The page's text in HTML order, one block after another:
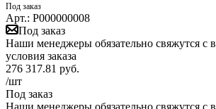
Под заказ
Арт.: P000000008
Под заказ
Наши менеджеры обязательно свяжутся с
условия заказа
276 317.81 руб.
/шт
Под заказ
Наши менеджеры обязательно свяжутся с